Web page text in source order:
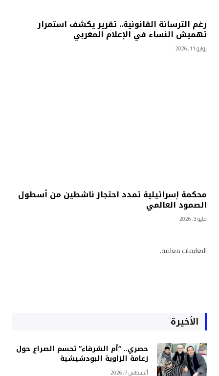
رغم الترسانة القانونية.. تقرير يكشف استمرار
تهميش النساء في الإعلام المغربي
يوليو 11, 2026
محكمة إسرائيلية تمدد احتجاز ناشطين من أسطول
الصمود العالمي
مايو 3, 2026
التعليقات مغلقة.
الأخيرة
حصري.. “أم الشرفاء” تحسم الصراع حول
زعامة الزاوية البودشيشية
أغسطس 7, 2026